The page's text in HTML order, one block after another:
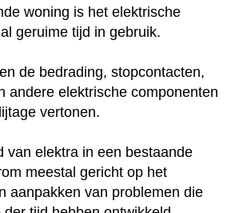
woning is het elektrische
geruime tijd in gebruik.
de bedrading, stopcontacten,
andere elektrische componenten
vertonen.
van elektra in een bestaande
meestal gericht op het
aanpakken van problemen die